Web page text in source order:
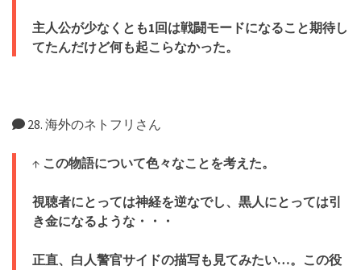
主人公が少なくとも1回は戦闘モードになること期待し
てたんだけど何も起こらなかった。
28. 海外のネトフリさん
↑ この物語について色々なことを考えた。
視聴者にとっては神経を逆なでし、黒人にとっては引
き金になるような・・・
正直、白人警官サイドの描写も見てみたい…。この役